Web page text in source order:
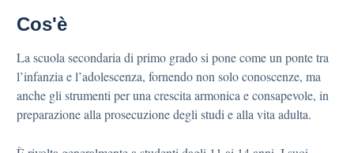
Cos'è
La scuola secondaria di primo grado si pone come un ponte tra
l’infanzia e l’adolescenza, fornendo non solo conoscenze, ma
anche gli strumenti per una crescita armonica e consapevole, in
preparazione alla prosecuzione degli studi e alla vita adulta.